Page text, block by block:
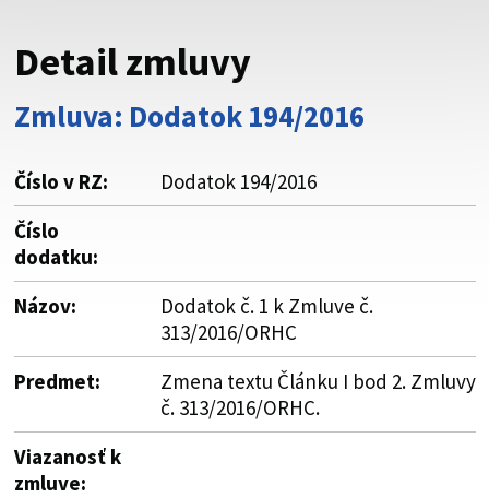
Buďte pozorní a vždy sa uistite, že zdieľate informácie iba
cez zabezpečenú webovú stránku. Zabezpečená stránka
vždy začína https:// pred názvom domény webového sídla.
Detail zmluvy
Zmluva: Dodatok 194/2016
Číslo v RZ:
Dodatok 194/2016
Číslo
dodatku:
Názov:
Dodatok č. 1 k Zmluve č.
313/2016/ORHC
Predmet:
Zmena textu Článku I bod 2. Zmluvy
č. 313/2016/ORHC.
Viazanosť k
zmluve: